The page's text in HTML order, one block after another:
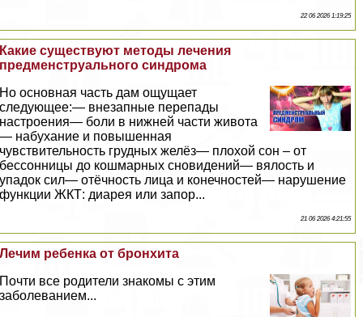
22 06 2026 1:19:25
Какие существуют методы лечения
предмeнcтpуального синдрома
Но основная часть дам ощущает
следующее:— внезапные перепады
настроения— боли в нижней части живота
— набухание и повышенная
чувствительность грудных желёз— плохой сон – от
бессонницы до кошмарных сновидений— вялость и
упадок сил— отёчность лица и конечностей— нарушение
функции ЖКТ: диарея или запор...
21 06 2026 4:21:55
Лечим ребенка от бронхита
Почти все родители знакомы с этим
заболеванием...